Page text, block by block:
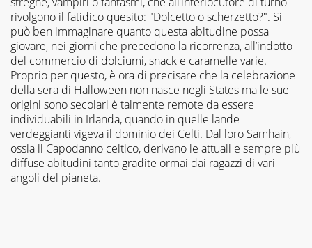
L'una
mi
è
servita
per
diventare
una
firma
delle
altre.
Per
questo,
mi
sembra
rivolgono il fatidico quesito: "Dolcetto o scherzetto?". Si
può ben immaginare quanto questa abitudine possa
giovare, nei giorni che precedono la ricorrenza, all’indotto
del commercio di dolciumi, snack e caramelle varie.
Proprio per questo, è ora di precisare che la celebrazione
della sera di Halloween non nasce negli States ma le sue
origini sono secolari è talmente remote da essere
individuabili in Irlanda, quando in quelle lande
verdeggianti vigeva il dominio dei Celti. Dal loro Samhain,
ossia il Capodanno celtico, derivano le attuali e sempre più
diffuse abitudini tanto gradite ormai dai ragazzi di vari
angoli del pianeta.